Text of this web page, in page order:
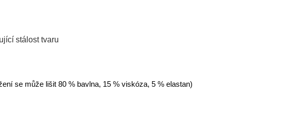
stálost tvaru
se může lišit 80 % bavlna, 15 % viskóza, 5 % elastan)